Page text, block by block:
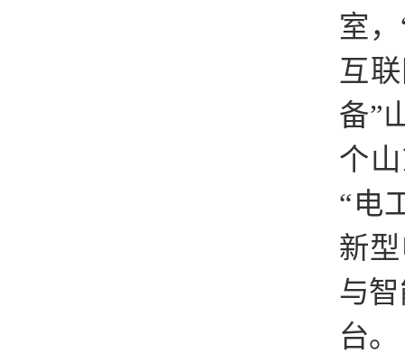
室
互
备”
个
“电
新
与
台。